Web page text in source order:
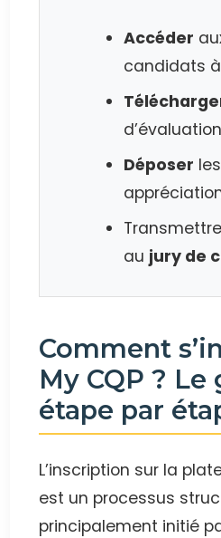
Accéder
candidats
Déposer
au jury de
Comment
My CQP ? Le
étape par
L’inscription sur la
est un processus
principalement initié